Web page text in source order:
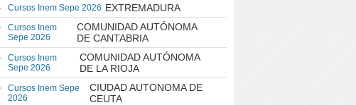
Cursos Inem Sepe 2026 EXTREMADURA
Cursos Inem
Sepe 2026
COMUNIDAD AUTÓNOMA
DE CANTABRIA
Cursos Inem
Sepe 2026
COMUNIDAD AUTÓNOMA
DE LA RIOJA
Cursos Inem Sepe
2026
CIUDAD AUTONOMA DE
CEUTA